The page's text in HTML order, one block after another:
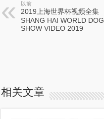
以前
2019上海世界杯视频全集
SHANG HAI WORLD DOG
SHOW VIDEO 2019
相关文章